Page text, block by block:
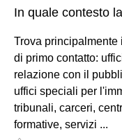
In quale contesto
Trova
di primo contatto:
relazione con il
uffici speciali per
tribunali, carceri,
formative, servizi ...